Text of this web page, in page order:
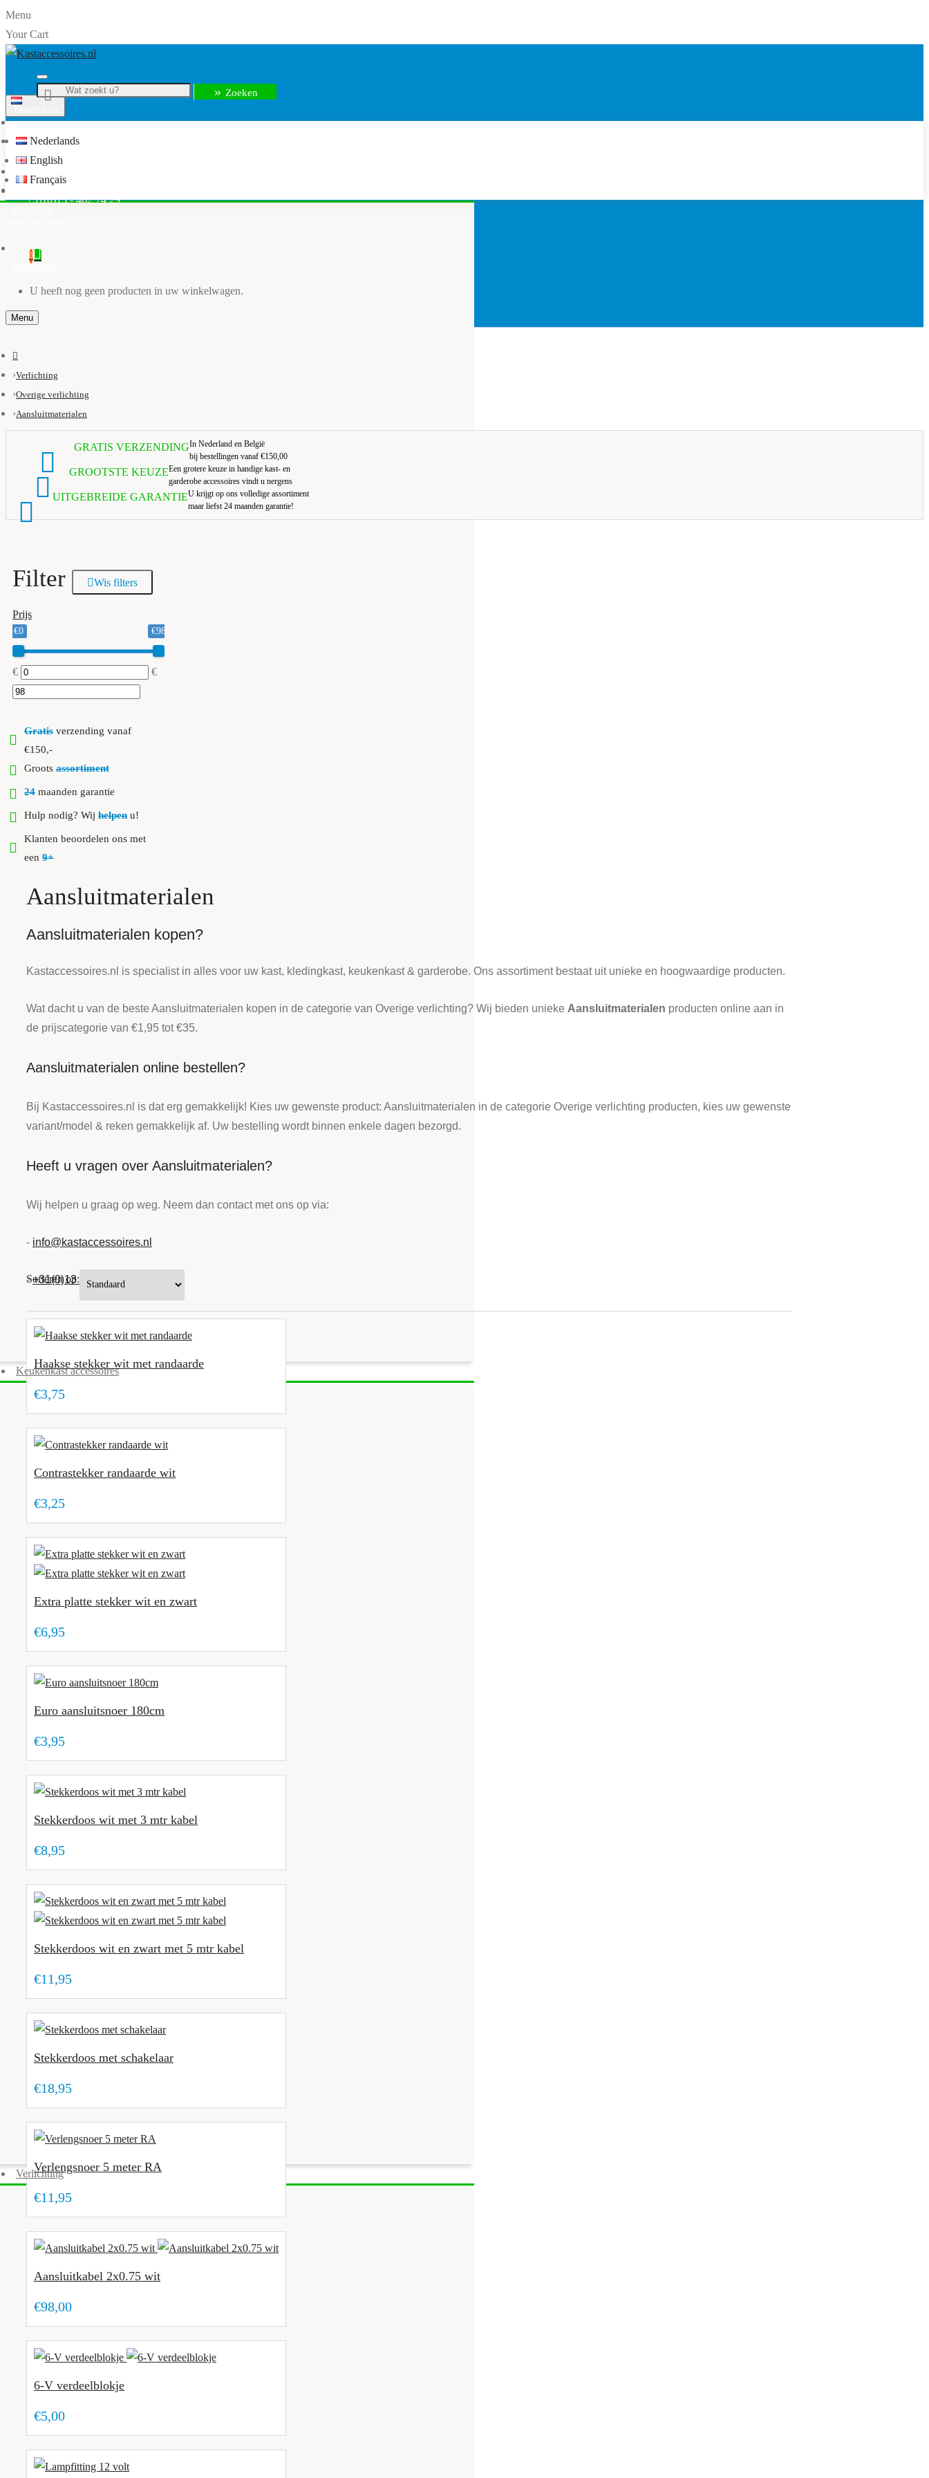
Menu
Your Cart
Zoeken
Nederlands
English
Français
info@kastaccessoires.nl
+31(0)13 - 462 74 29
0
U heeft nog geen producten in uw winkelwagen.
Menu
Keukenkast accessoires
Verlichting
Registreren
Menu
Verlichting
Overige verlichting
Aansluitmaterialen
GRATIS VERZENDINGIn Nederland en België
bij bestellingen vanaf €150,00
GROOTSTE KEUZEEen grotere keuze in handige kast- en
garderobe accessoires vindt u nergens
UITGEBREIDE GARANTIEU krijgt op ons volledige assortiment
maar liefst 24 maanden garantie!
Filter Wis filters
Prijs
€0 €98
€ €
Gratis verzending vanaf
€150,-
Groots assortiment
24 maanden garantie
Hulp nodig? Wij helpen u!
Klanten beoordelen ons met
een 9+
Aansluitmaterialen
Aansluitmaterialen kopen?
Kastaccessoires.nl is specialist in alles voor uw kast, kledingkast, keukenkast & garderobe. Ons assortiment bestaat uit unieke en hoogwaardige producten.
Wat dacht u van de beste Aansluitmaterialen kopen in de categorie van Overige verlichting? Wij bieden unieke Aansluitmaterialen producten online aan in
de prijscategorie van €1,95 tot €35.
Aansluitmaterialen online bestellen?
Bij Kastaccessoires.nl is dat erg gemakkelijk! Kies uw gewenste product: Aansluitmaterialen in de categorie Overige verlichting producten, kies uw gewenste
variant/model & reken gemakkelijk af. Uw bestelling wordt binnen enkele dagen bezorgd.
Heeft u vragen over Aansluitmaterialen?
Wij helpen u graag op weg. Neem dan contact met ons op via:
- info@kastaccessoires.nl
-+31(0)13 - 462 74 29
Sorteren op:
Haakse stekker wit met randaarde
€3,75
Contrastekker randaarde wit
€3,25
Extra platte stekker wit en zwart
€6,95
Euro aansluitsnoer 180cm
€3,95
Stekkerdoos wit met 3 mtr kabel
€8,95
Stekkerdoos wit en zwart met 5 mtr kabel
€11,95
Stekkerdoos met schakelaar
€18,95
Verlengsnoer 5 meter RA
€11,95
Aansluitkabel 2x0.75 wit
€98,00
6-V verdeelblokje
€5,00